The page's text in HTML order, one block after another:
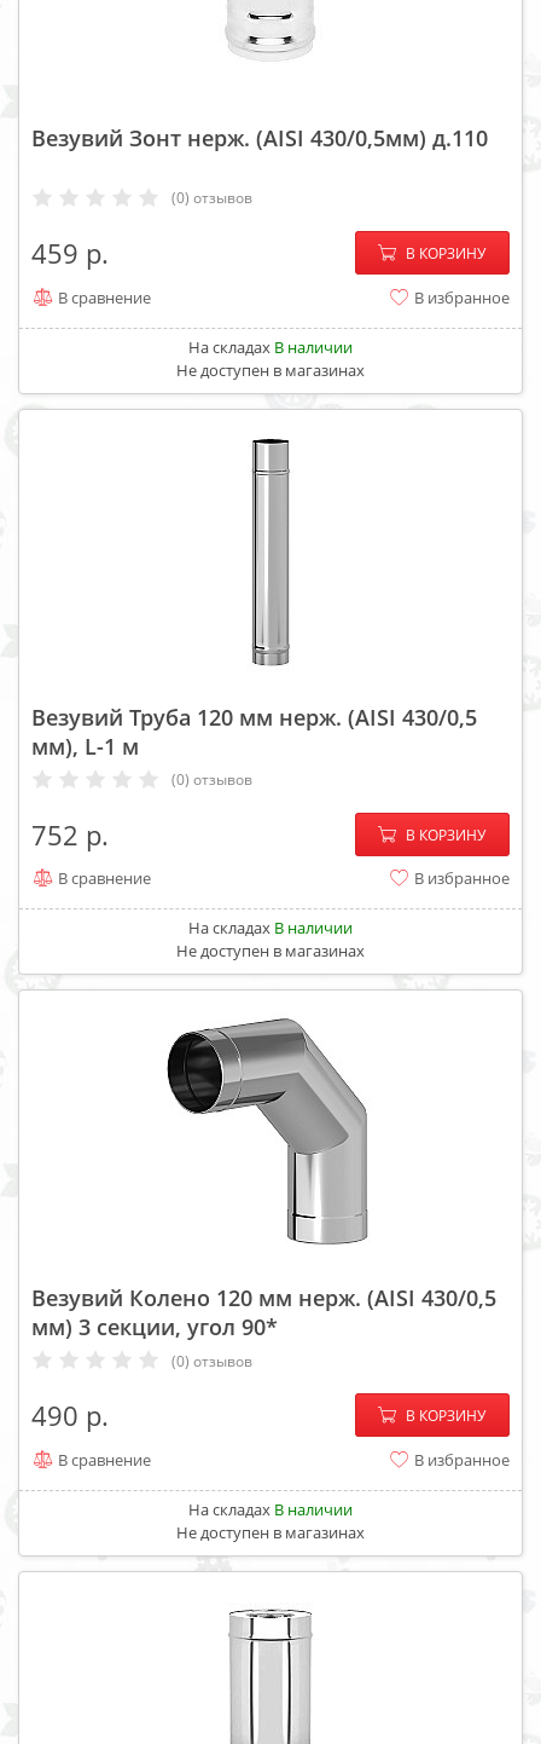
Везувий Зонт нерж. (AISI 430/0,5мм) д.110
(0) отзывов
459 − +
В КОРЗИНУ
В сравнение В избранное
На складах В наличии
Не доступен в магазинах
Везувий Труба 120 мм нерж. (AISI 430/0,5
мм), L-1 м
(0) отзывов
752 − +
В КОРЗИНУ
В сравнение В избранное
На складах В наличии
Не доступен в магазинах
Везувий Колено 120 мм нерж. (AISI 430/0,5
мм) 3 секции, угол 90*
(0) отзывов
490 − +
В КОРЗИНУ
В сравнение В избранное
На складах В наличии
Не доступен в магазинах